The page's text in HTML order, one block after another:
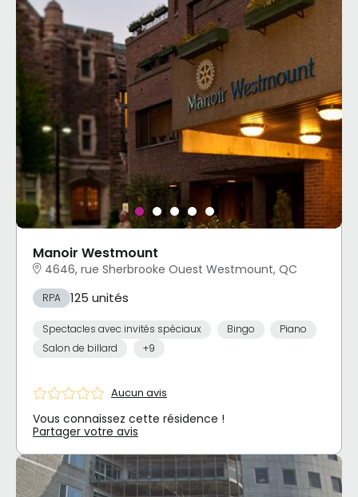
Manoir Westmount
4646, rue Sherbrooke Ouest Westmount, QC
RPA 125 unités
Spectacles avec invités spéciaux Bingo
Piano
Salon de billard
+9
Aucun avis
Vous connaissez cette résidence !
Partager votre avis